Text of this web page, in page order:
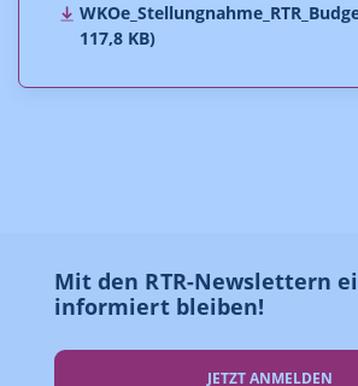
117,8 KB)
Mit den RTR-Newslettern
informiert bleiben!
JETZT ANMELDEN